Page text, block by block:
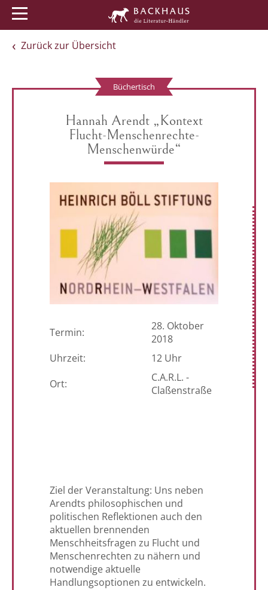
Zurück zur Übersicht
Büchertisch
Hannah Arendt „Kontext
Flucht-Menschenrechte-
Menschenwürde“
Termin:
28. Oktober
2018
Uhrzeit:
12 Uhr
Ort:
C.A.R.L. -
Claßenstraße
Ziel der Veranstaltung: Uns neben
Arendts philosophischen und
politischen Reflektionen auch den
aktuellen brennenden
Menschheitsfragen zu Flucht und
Menschenrechten zu nähern und
notwendige aktuelle
Handlungsoptionen zu entwickeln.